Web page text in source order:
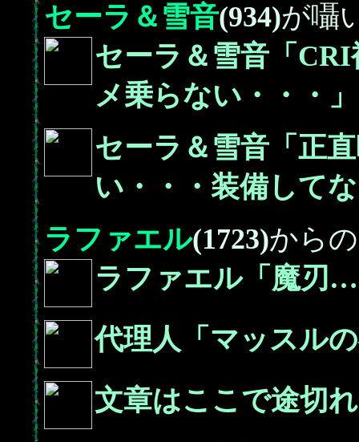
セーラ＆雪音(934)が囁
セーラ＆雪音「
メ乗らない・・・」
セーラ＆雪音「正
い・・・装備して
ラファエル(1723)から
ラファエル「魔刃
代理人「マッスル
文章はここで途切